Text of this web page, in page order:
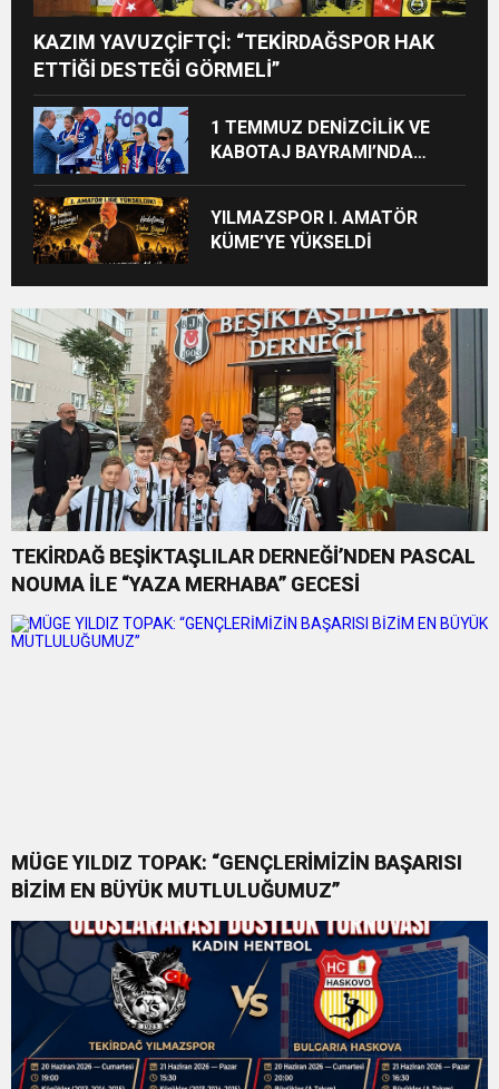
KAZIM YAVUZÇİFTÇİ: “TEKİRDAĞSPOR HAK
ETTİĞİ DESTEĞİ GÖRMELİ”
1 TEMMUZ DENİZCİLİK VE
KABOTAJ BAYRAMI’NDA
YILMAZSPOR I. AMATÖR
KÜME’YE YÜKSELDİ
TEKİRDAĞ BEŞİKTAŞLILAR DERNEĞİ’NDEN PASCAL
NOUMA İLE “YAZA MERHABA” GECESİ
MÜGE YILDIZ TOPAK: “GENÇLERİMİZİN BAŞARISI
BİZİM EN BÜYÜK MUTLULUĞUMUZ”